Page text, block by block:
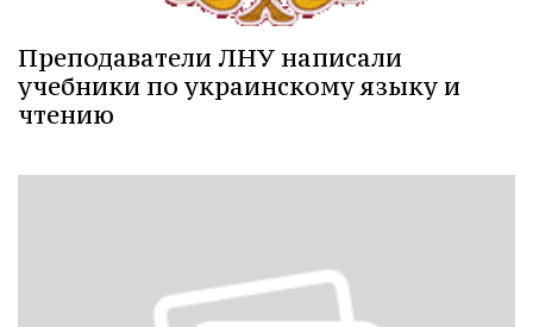
Преподаватели ЛНУ написали
учебники по украинскому языку и
чтению